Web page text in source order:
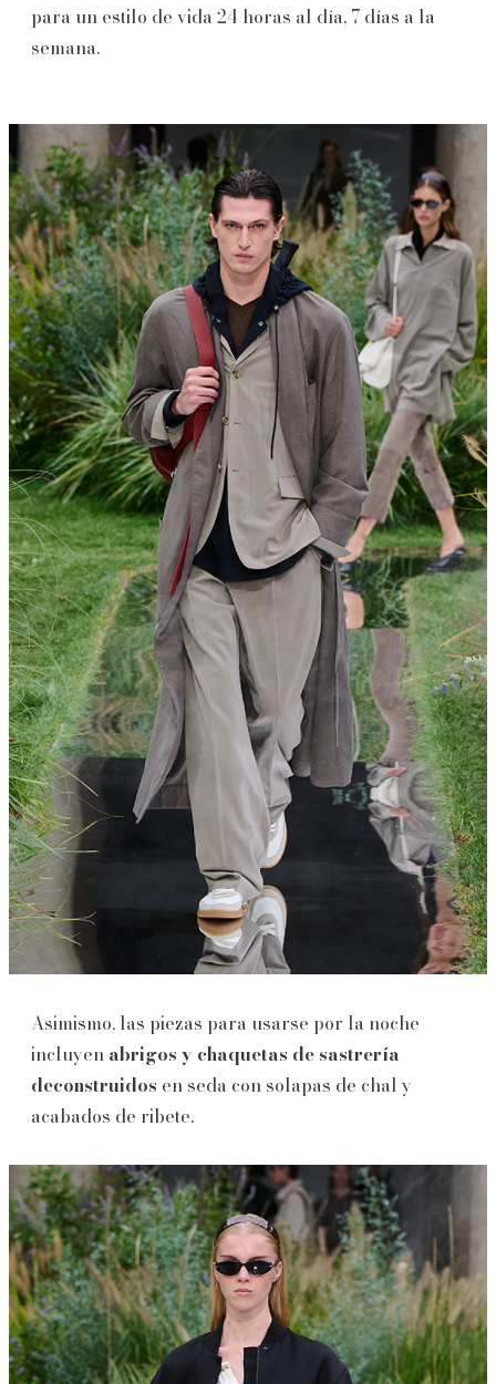
para un estilo de vida 24 horas al día, 7 días a la
semana.
Asimismo, las piezas para usarse por la noche
incluyen abrigos y chaquetas de sastrería
deconstruidos en seda con solapas de chal y
acabados de ribete.